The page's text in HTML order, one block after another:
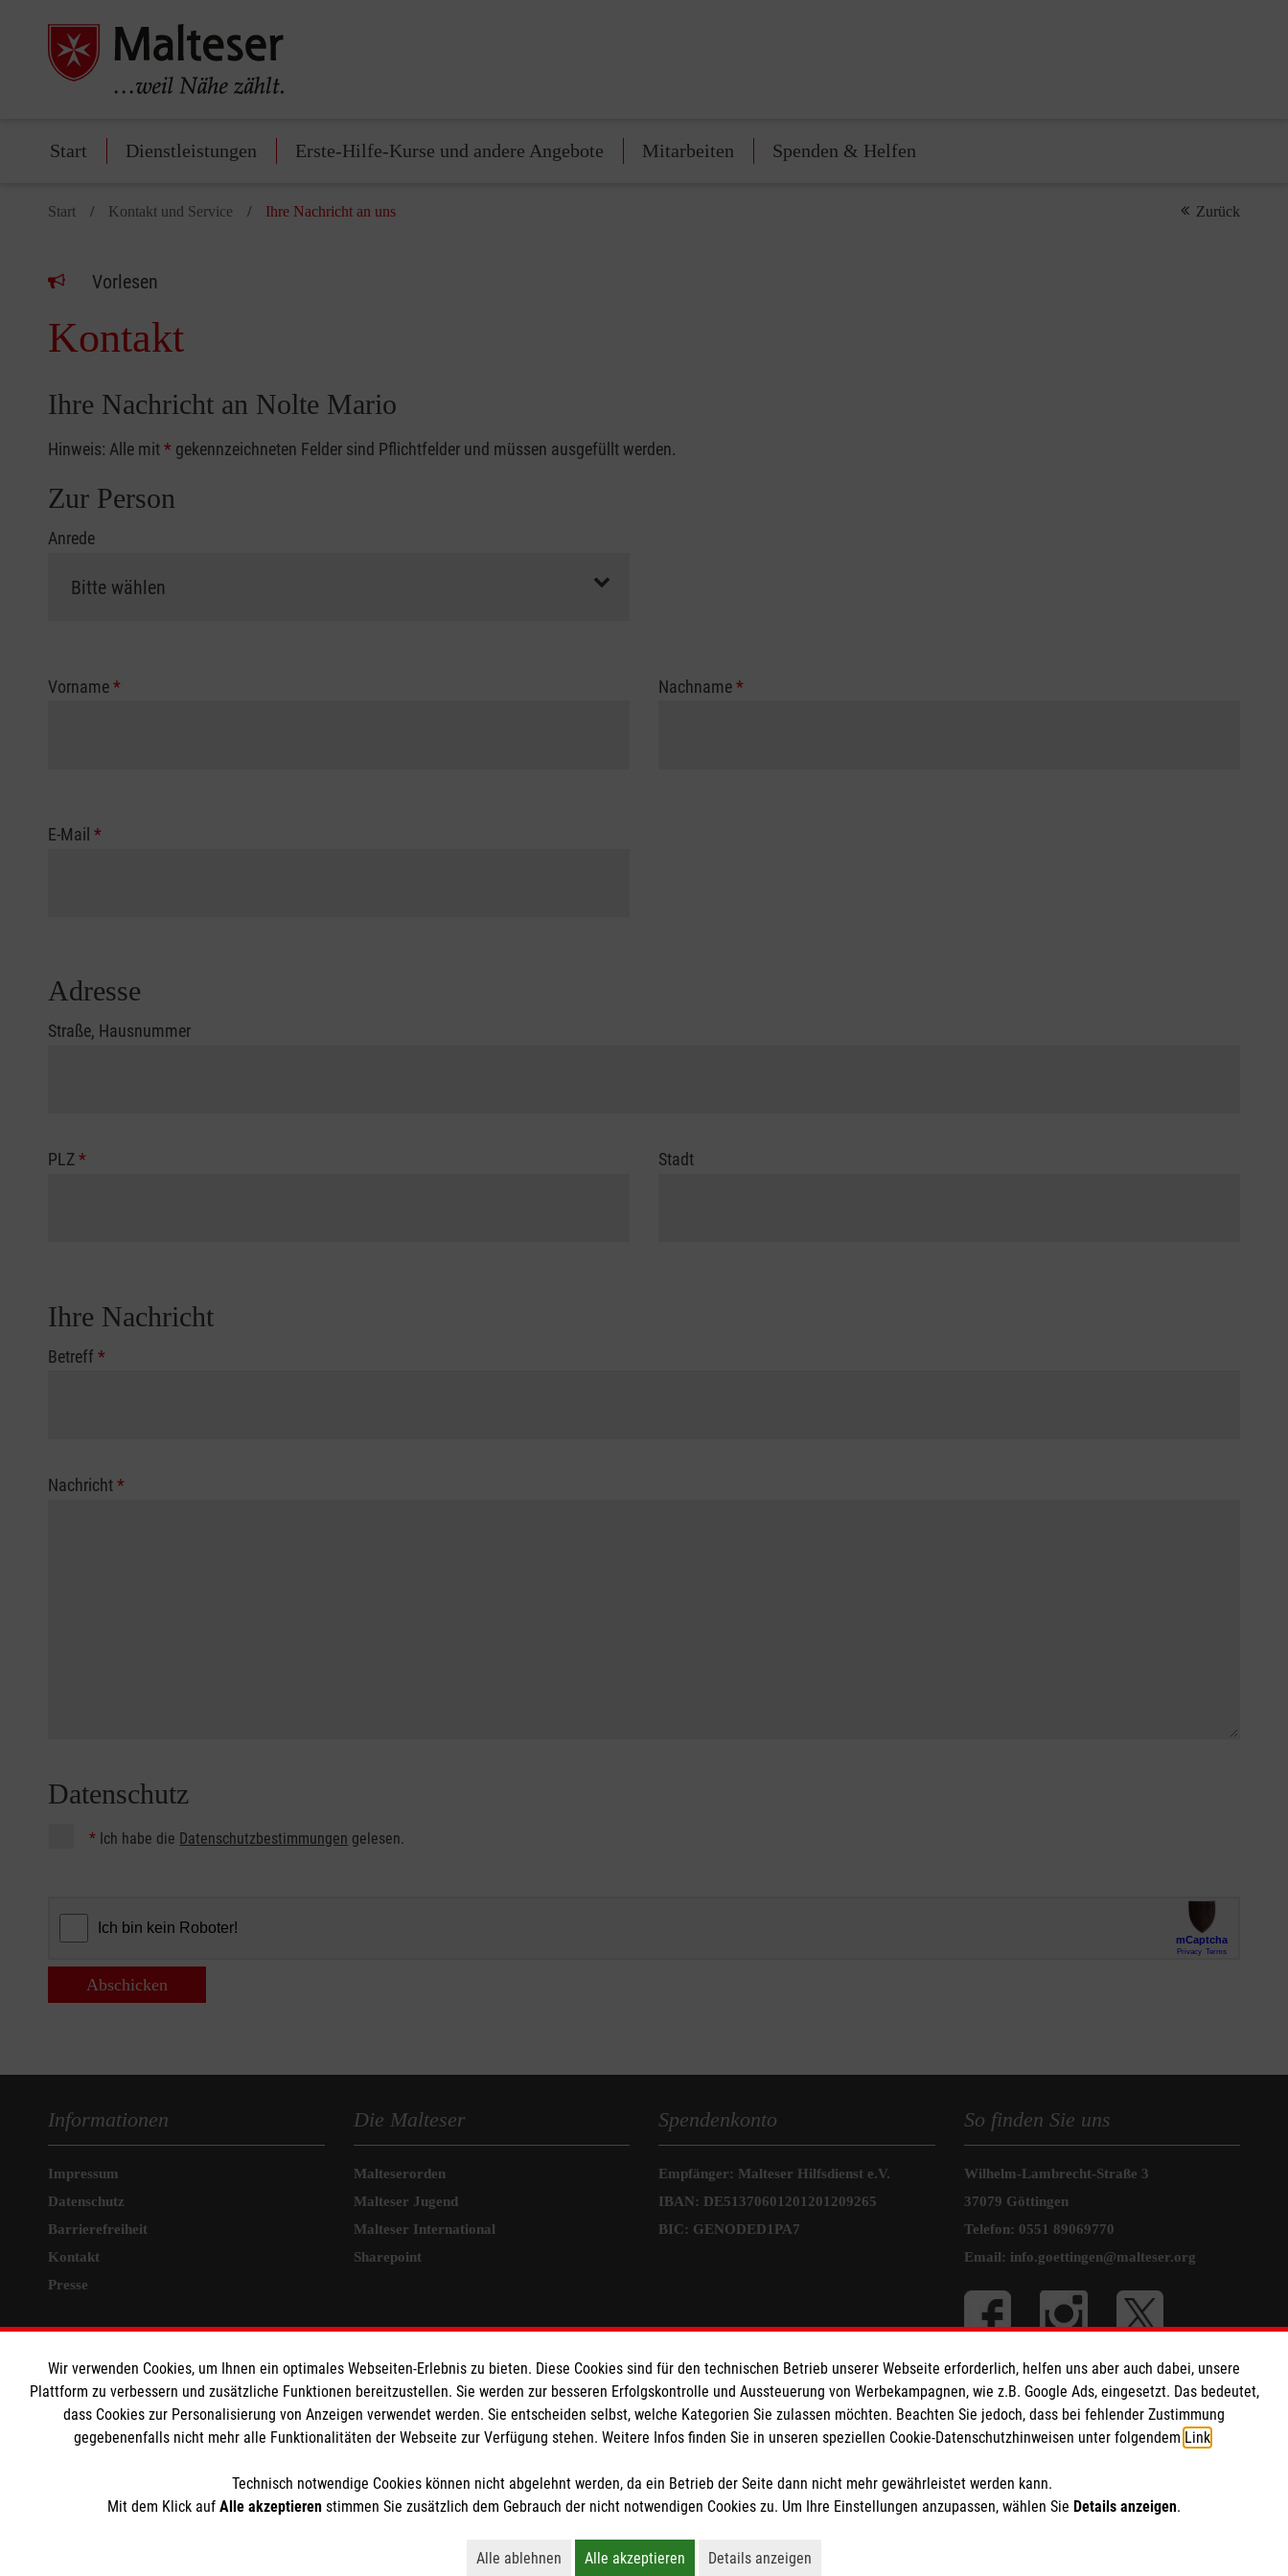
Start Dienstleistungen Erste-Hilfe-Kurse und andere Angebote Mitarbeiten Spenden & Helfen
Start Kontakt und Service Ihre Nachricht an uns Zurück
Vorlesen
Kontakt
Ihre Nachricht an Nolte Mario
Hinweis: Alle mit* gekennzeichneten Felder sind Pflichtfelder und müssen ausgefüllt werden.
Zur Person
Anrede
Vorname* Nachname*
E-Mail *
Adresse
Straße, Hausnummer
PLZ* Stadt
Ihre Nachricht
Betreff*
Nachricht*
Datenschutz
* Ich habe die Datenschutzbestimmungen gelesen.
Abschicken
Informationen
Impressum
Datenschutz
Barrierefreiheit
Kontakt
​​​​​​​Presse
MPG Ansprechpartner
Den Beauftragten für
Medizinproduktesicherheit im Malteser
Rettungsdienst und den Einsatzdiensten der
gmb_mpg@malteser.orgkontaktieren.
Die Malteser
Malteserorden
Malteser Jugend
Malteser International
Sharepoint
Spendenkonto
Empfänger: Malteser Hilfsdienst e.V.
IBAN: DE51370601201201209265
BIC: GENODED1PA7
So finden Sie uns
Wilhelm-Lambrecht-Straße 3
37079 Göttingen
Telefon: 0551 89069770
Email: info.goettingen@malteser.org
Wir verwenden Cookies, um Ihnen ein optimales Webseiten-Erlebnis zu bieten. Diese Cookies sind für den technischen Betrieb unserer Webseite erforderlich, helfen uns aber auch dabei, unsere
Plattform zu verbessern und zusätzliche Funktionen bereitzustellen. Sie werden zur besseren Erfolgskontrolle und Aussteuerung von Werbekampagnen, wie z.B. Google Ads, eingesetzt. Das bedeutet,
dass Cookies zur Personalisierung von Anzeigen verwendet werden. Sie entscheiden selbst, welche Kategorien Sie zulassen möchten. Beachten Sie jedoch, dass bei fehlender Zustimmung
gegebenenfalls nicht mehr alle Funktionalitäten der Webseite zur Verfügung stehen. Weitere Infos finden Sie in unseren speziellen Cookie-Datenschutzhinweisen unter folgendem Link
Technisch notwendige Cookies können nicht abgelehnt werden, da ein Betrieb der Seite dann nicht mehr gewährleistet werden kann.
Mit dem Klick auf Alle akzeptieren stimmen Sie zusätzlich dem Gebrauch der nicht notwendigen Cookies zu. Um Ihre Einstellungen anzupassen, wählen Sie Details anzeigen.
Alle ablehnen
Alle akzeptieren
Details anzeigen